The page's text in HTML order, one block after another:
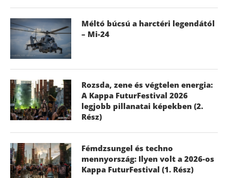
Méltó búcsú a harctéri legendától
– Mi-24
Rozsda, zene és végtelen energia:
A Kappa FuturFestival 2026
legjobb pillanatai képekben (2.
Rész)
Fémdzsungel és techno
mennyország: Ilyen volt a 2026-os
Kappa FuturFestival (1. Rész)